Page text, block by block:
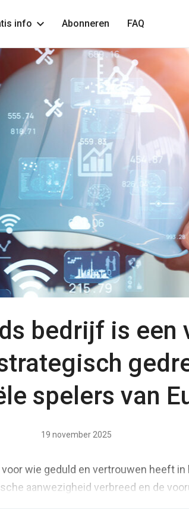
info Abonneren FAQ
bedrijf is een
spelers van
19 november 2025
wie geduld en vertrouwen heeft
aanwezigheid verbreed en de